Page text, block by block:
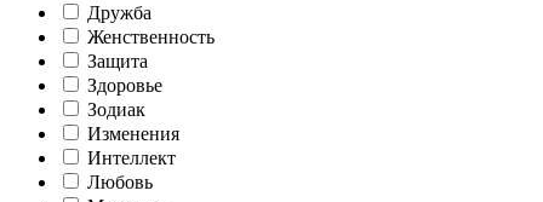
Дружба
Женственность
Защита
Здоровье
Зодиак
Изменения
Интеллект
Любовь